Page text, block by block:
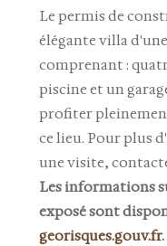
Le permis de
élégante villa
comprenant :
piscine et un
profiter
ce lieu. Pour plus
une visite,
Les informations
exposé sont
georisques.gouv.fr.